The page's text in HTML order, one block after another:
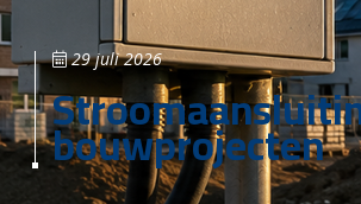
29 juli 2026
bouwprojecten